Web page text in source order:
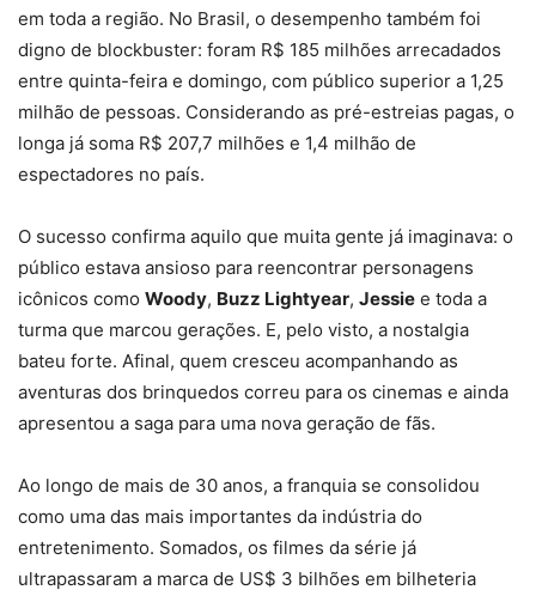
em toda a região. No Brasil, o desempenho também foi
digno de blockbuster: foram R$ 185 milhões arrecadados
entre quinta-feira e domingo, com público superior a 1,25
milhão de pessoas. Considerando as pré-estreias pagas, o
longa já soma R$ 207,7 milhões e 1,4 milhão de
espectadores no país.
O sucesso confirma aquilo que muita gente já imaginava: o
público estava ansioso para reencontrar personagens
icônicos como Woody, Buzz Lightyear, Jessie e toda a
turma que marcou gerações. E, pelo visto, a nostalgia
bateu forte. Afinal, quem cresceu acompanhando as
aventuras dos brinquedos correu para os cinemas e ainda
apresentou a saga para uma nova geração de fãs.
Ao longo de mais de 30 anos, a franquia se consolidou
como uma das mais importantes da indústria do
entretenimento. Somados, os filmes da série já
ultrapassaram a marca de US$ 3 bilhões em bilheteria